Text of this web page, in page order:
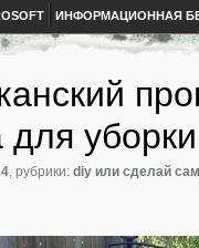
ИНФОРМАЦИОННАЯ
для
, рубрики: diy или сделай сам